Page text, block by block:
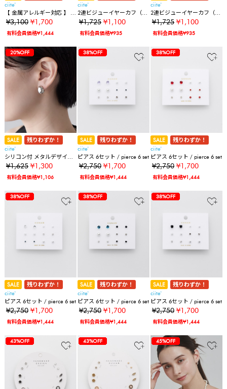
ciite'
【 金属アレルギー対応 】 ア
ンカーチェーンピアス サー
¥3,100 ¥1,700
有料会員価格¥1,444
ciite'
2連ビジューイヤーカフ（片
耳用）
¥1,725 ¥1,100
有料会員価格¥935
ciite'
2連ビジューイヤーカフ（片
耳用）
¥1,725 ¥1,100
有料会員価格¥935
64%OFF
45%OFF
45%OFF
36%OFF
36%OFF
20%OFF
SALE
残りわずか！
ciite'
シリコン付 メタルデザイン
イヤリング（両耳用）
¥1,625 ¥1,300
有料会員価格¥1,106
64%OFF
45%OFF
45%OFF
36%OFF
36%OFF
20%OFF
38%OFF
SALE
残りわずか！
ciite'
ピアス 6セット / pierce 6 set
¥2,750 ¥1,700
有料会員価格¥1,444
64%OFF
45%OFF
45%OFF
36%OFF
36%OFF
20%OFF
38%OFF
38%OFF
SALE
残りわずか！
ciite'
ピアス 6セット / pierce 6 set
¥2,750 ¥1,700
有料会員価格¥1,444
64%OFF
45%OFF
45%OFF
36%OFF
36%OFF
20%OFF
38%OFF
38%OFF
38%OFF
SALE
残りわずか！
ciite'
ピアス 6セット / pierce 6 set
¥2,750 ¥1,700
有料会員価格¥1,444
64%OFF
45%OFF
45%OFF
36%OFF
36%OFF
20%OFF
38%OFF
38%OFF
38%OFF
38%OFF
SALE
残りわずか！
ciite'
ピアス 6セット / pierce 6 set
¥2,750 ¥1,700
有料会員価格¥1,444
64%OFF
45%OFF
45%OFF
36%OFF
36%OFF
20%OFF
38%OFF
38%OFF
38%OFF
38%OFF
38%OFF
SALE
残りわずか！
ciite'
ピアス 6セット / pierce 6 set
¥2,750 ¥1,700
有料会員価格¥1,444
64%OFF
45%OFF
45%OFF
36%OFF
36%OFF
20%OFF
38%OFF
38%OFF
38%OFF
38%OFF
38%OFF
43%OFF 64%OFF
45%OFF
45%OFF
36%OFF
36%OFF
20%OFF
38%OFF
38%OFF
38%OFF
38%OFF
38%OFF
43%OFF
43%OFF 64%OFF
45%OFF
45%OFF
36%OFF
36%OFF
20%OFF
38%OFF
38%OFF
38%OFF
38%OFF
38%OFF
43%OFF
43%OFF
45%OFF